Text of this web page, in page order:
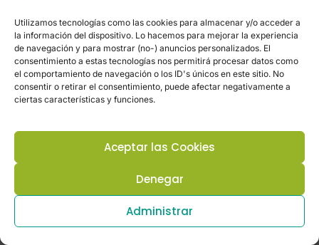
Utilizamos tecnologías como las cookies para almacenar y/o acceder a
la información del dispositivo. Lo hacemos para mejorar la experiencia
de navegación y para mostrar (no-) anuncios personalizados. El
consentimiento a estas tecnologías nos permitirá procesar datos como
el comportamiento de navegación o los ID's únicos en este sitio. No
consentir o retirar el consentimiento, puede afectar negativamente a
ciertas características y funciones.
Aceptar las Cookies
Denegar
Administrar